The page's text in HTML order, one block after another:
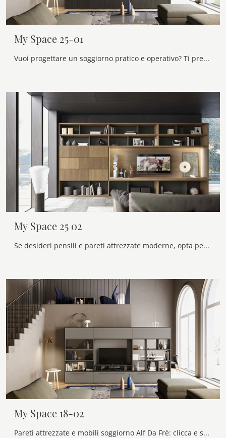
My Space 25-01
Vuoi progettare un soggiorno pratico e operativo? Ti presentiamo la parete attrezzata My Space 25-01 Alf Da Frè dalle linee decise moderne.
My Space 25 02
Se desideri pensili e pareti attrezzate moderne, opta per il modello My Space 25 02 di Alf Da Frè: clicca e ottieni informazioni!
My Space 18-02
Pareti attrezzate e mobili soggiorno Alf Da Frè: clicca e scopri il modello My Space 18-02 e potrai completare stanze moderne di ogni genere.